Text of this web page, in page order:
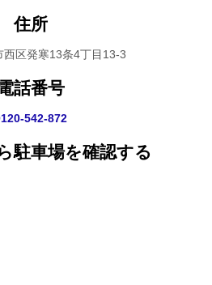
住所
西区発寒13条4丁目13-3
話番号
542-872
駐車場を確認する